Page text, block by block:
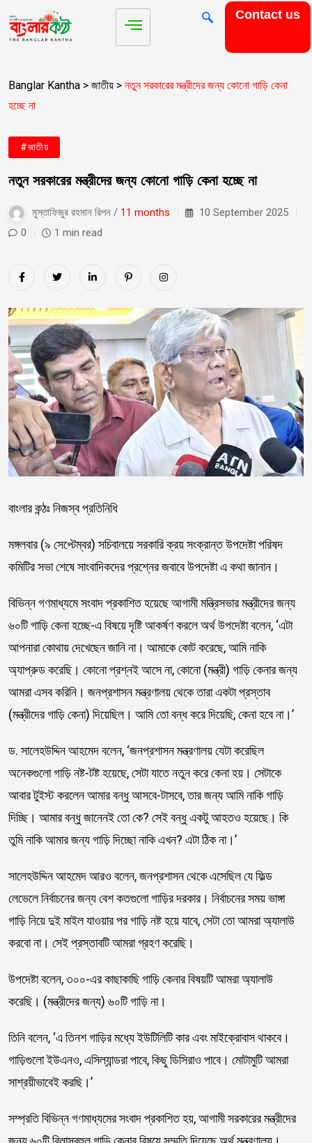
Contact us
Banglar Kantha > জাতীয় > নতুন সরকারের মন্ত্রীদের জন্য কোনো গাড়ি কেনা
হচ্ছে না
#জাতীয়
নতুন সরকারের মন্ত্রীদের জন্য কোনো গাড়ি কেনা হচ্ছে না
মুস্তাফিজুর রহমান রিপন / 11 months
10 September 2025
0
1 min read
বাংলার কন্ঠঃ নিজস্ব প্রতিনিধি
মঙ্গলবার (৯ সেপ্টেম্বর) সচিবালয়ে সরকারি ক্রয় সংক্রান্ত উপদেষ্টা পরিষদ
কমিটির সভা শেষে সাংবাদিকদের প্রশ্নের জবাবে উপদেষ্টা এ কথা জানান।
বিভিন্ন গণমাধ্যমে সংবাদ প্রকাশিত হয়েছে আগামী মন্ত্রিসভার মন্ত্রীদের জন্য
৬০টি গাড়ি কেনা হচ্ছে-এ বিষয়ে দৃষ্টি আকর্ষণ করলে অর্থ উপদেষ্টা বলেন, ‘এটা
আপনারা কোথায় দেখেছেন জানি না। আমাকে কোট করেছে, আমি নাকি
অ্যাপ্রুড করেছি। কোনো প্রশ্নই আসে না, কোনো (মন্ত্রী) গাড়ি কেনার জন্য
আমরা এসব করিনি। জনপ্রশাসন মন্ত্রণালয় থেকে তারা একটা প্রস্তাব
(মন্ত্রীদের গাড়ি কেনা) দিয়েছিল। আমি তো বন্ধ করে দিয়েছি, কেনা হবে না।’
ড. সালেহউদ্দিন আহমেদ বলেন, ‘জনপ্রশাসন মন্ত্রণালয় যেটা করেছিল
অনেকগুলো গাড়ি নষ্ট-টষ্ট হয়েছে, সেটা যাতে নতুন করে কেনা হয়। সেটাকে
আবার টুইস্ট করলেন আমার বন্ধু আসবে-টাসবে, তার জন্য আমি নাকি গাড়ি
দিচ্ছি। আমার বন্ধু জানেনই তো কে? সেই বন্ধু একটু আহতও হয়েছে। কি
তুমি নাকি আমার জন্য গাড়ি দিচ্ছো নাকি এখন? এটা ঠিক না।’
সালেহউদ্দিন আহমেদ আরও বলেন, জনপ্রশাসন থেকে এসেছিল যে ফিল্ড
লেভেলে নির্বাচনের জন্য বেশ কতগুলো গাড়ির দরকার। নির্বাচনের সময় ভাঙ্গা
গাড়ি নিয়ে দুই মাইল যাওয়ার পর গাড়ি নষ্ট হয়ে যাবে, সেটা তো আমরা অ্যালাউ
করবো না। সেই প্রস্তাবটি আমরা গ্রহণ করেছি।
উপদেষ্টা বলেন, ৩০০-এর কাছাকাছি গাড়ি কেনার বিষয়টি আমরা অ্যালাউ
করেছি। (মন্ত্রীদের জন্য) ৬০টি গাড়ি না।
তিনি বলেন, ‘এ তিনশ গাড়ির মধ্যে ইউটিলিটি কার এবং মাইক্রোবাস থাকবে।
গাড়িগুলো ইউএনও, এসিল্যান্ডরা পাবে, কিছু ডিসিরাও পাবে। মোটামুটি আমরা
সাশ্রয়ীভাবেই করছি।’
সম্প্রতি বিভিন্ন গণমাধ্যমের সংবাদ প্রকাশিত হয়, আগামী সরকারের মন্ত্রীদের